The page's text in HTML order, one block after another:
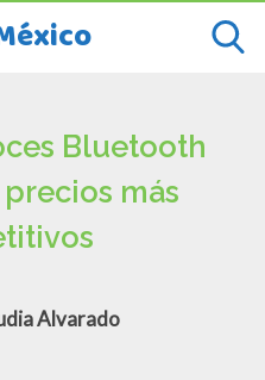
Bluetooth
más
Alvarado